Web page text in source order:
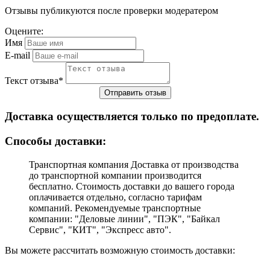
Отзывы публикуются после проверки модератером
Оцените:
Имя
E-mail
Текст отзыва*
Доставка осуществляется только по предоплате.
Cпособы доставки:
Транспортная компания Доставка от производства
до транспортной компании производится
бесплатно. Стоимость доставки до вашего города
оплачивается отдельно, согласно тарифам
компаний. Рекомендуемые транспортные
компании: "Деловые линии", "ПЭК", "Байкал
Сервис", "КИТ", "Экспресс авто".
Вы можете рассчитать возможную стоимость доставки: